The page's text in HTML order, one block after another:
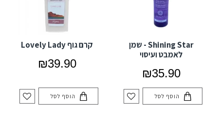
Shining Star - שמן
לאמבט ועיסוי
₪35.90
הוסף לסל
קרם גוף Lovely Lady
₪39.90
הוסף לסל